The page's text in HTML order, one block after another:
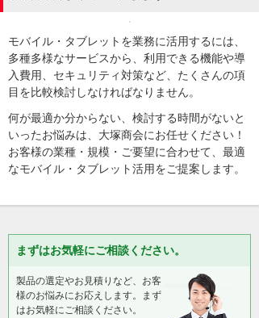
モバイル・タブレットを業務に活用するには、
多種多様なサービスから、利用できる機能や導
入費用、セキュリティ対策など、たくさんの項
目を比較検討しなければなりません。
何が最適か分からない、検討する時間がないと
いったお悩みは、大塚商会にお任せください！
お客様の業種・規模・ご要望に合わせて、最適
なモバイル・タブレット活用をご提案します。
まずはお気軽にご相談ください。
製品の選定やお見積りなど、お客
様のお悩みにお応えします。まず
はお気軽にご相談ください。